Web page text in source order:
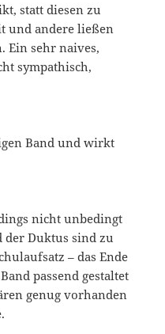
statt diesen zu
und andere ließen
Ein sehr naives,
sympathisch,
Band und wirkt
nicht unbedingt
der Duktus sind zu
– das Ende
passend gestaltet
genug vorhanden